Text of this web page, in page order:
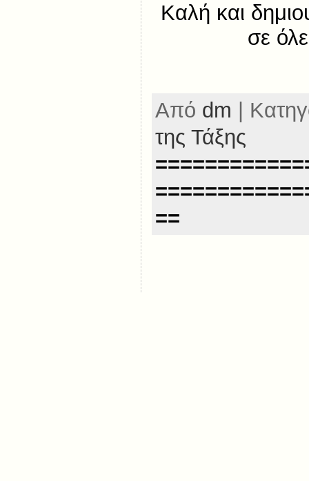
Καλή και
σε
Από dm |
της Τάξης
==